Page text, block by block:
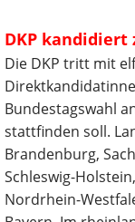
DKP kandidiert
Die DKP tritt mit
Bundestagswahl
stattfinden soll.
Brandenburg,
Schleswig-
Nordrhein-